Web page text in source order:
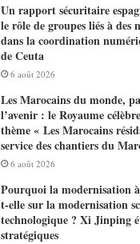
Un rapport sécuritaire
le rôle de groupes liés à des
dans la coordination
de Ceuta
6 août 2026
Les Marocains du monde,
l’avenir : le Royaume
thème « Les Marocains
service des chantiers du
6 août 2026
Pourquoi la modernisation
t-elle sur la modernisation
technologique ? Xi Jinping
stratégiques